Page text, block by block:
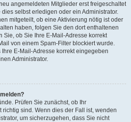
angemeldeten Mitglieder erst freigeschaltet
selbst erledigen oder ein Administrator.
mitgeteilt, ob eine Aktivierung nötig ist oder
haben, folgen Sie den dort enthaltenen
Sie, ob Sie Ihre E-Mail-Adresse korrekt
von einem Spam-Filter blockiert wurde.
E-Mail-Adresse korrekt eingegeben
Administrator.
Prüfen Sie zunächst, ob Ihr
richtig sind. Wenn dies der Fall ist, wenden
um sicherzugehen, dass Sie nicht